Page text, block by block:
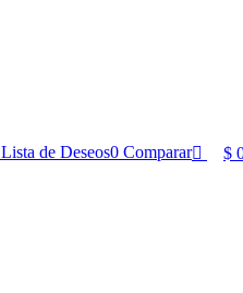
Lista de Deseos0 Comparar $